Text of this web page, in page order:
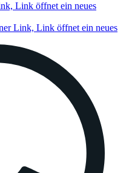
Link öffnet ein neues
Link, Link öffnet ein neues